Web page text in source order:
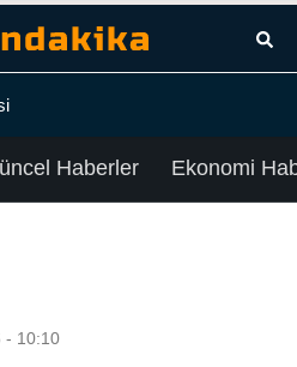
Haberler Ekonomi
- 10:10